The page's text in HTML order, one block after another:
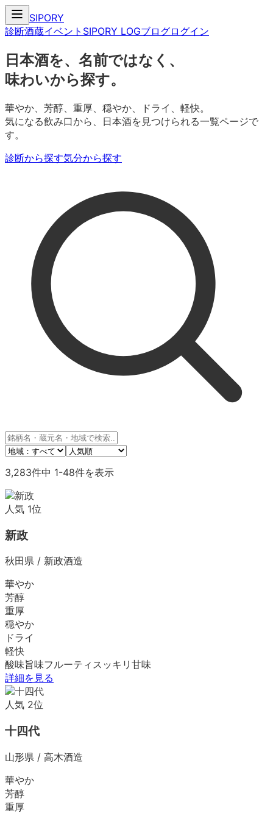
SIPORY
診断酒蔵イベント SIPORY LOGブログログイン
日本酒を、名前ではなく、
味わいから探す。
華やか、芳醇、重厚、穏やか、ドライ、軽快。
気になる飲み口から、日本酒を見つけられる一覧ページで
す。
診断から探す気分から探す
3,283件中 1-48件を表示
人気 1位
新政
秋田県 / 新政酒造
華やか
芳醇
重厚
穏やか
ドライ
軽快
酸味旨味フルーティ スッキリ 甘味
詳細を見る
人気 2位
十四代
山形県 / 高木酒造
華やか
芳醇
重厚